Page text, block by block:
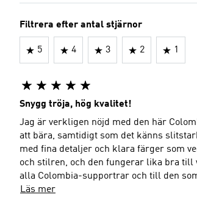
Filtrera efter antal stjärnor
5 4 3 2 1
Snygg tröja, hög kvalitet!
Jag är verkligen nöjd med den här
att bära, samtidigt som det känns slitstarkt.
med fina detaljer och klara färger som
och stilren, och den fungerar lika bra till vardags som
alla Colombia-supportrar och till den
Läs mer